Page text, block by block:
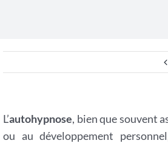
L’autohypnose, bien que souvent
ou au développement